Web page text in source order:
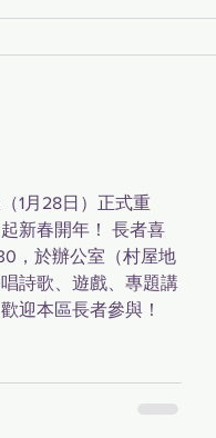
1月28日）正式重
新春開年！ 長者喜
，於辦公室（村屋地
詩歌、遊戲、專題講
迎本區長者參與！